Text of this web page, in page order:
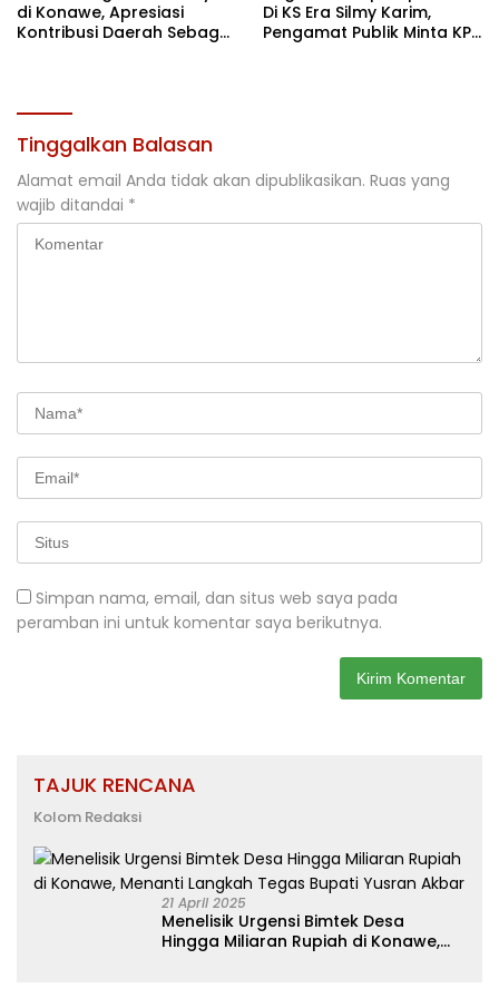
di Konawe, Apresiasi
Kontribusi Daerah Sebagai
Di KS Era Silmy Karim,
Pengamat Publik Minta KPK
Tinggalkan Balasan
Alamat email Anda tidak akan dipublikasikan. Ruas yang
wajib ditandai *
Simpan nama, email, dan situs web saya pada
peramban ini untuk komentar saya berikutnya.
TAJUK RENCANA
Kolom Redaksi
21 April 2025
Menelisik Urgensi Bimtek Desa
Hingga Miliaran Rupiah di Konawe,